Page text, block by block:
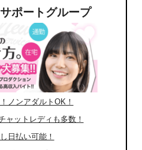
ポートグループ
ノンアダルトOK！
ャットレディも多数！
日払い可能！